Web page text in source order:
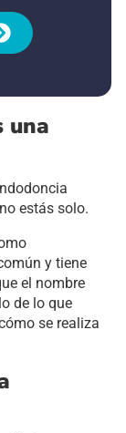
una
estás solo.
y tiene
el nombre
de lo que
se realiza